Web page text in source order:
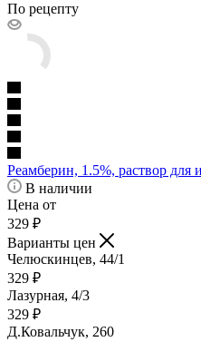
По рецепту
Реамберин, 1.5%, раствор
В наличии
Цена от
329 ₽
Варианты цен
Челюскинцев, 44/1
329 ₽
Лазурная, 4/3
329 ₽
Д.Ковальчук, 260